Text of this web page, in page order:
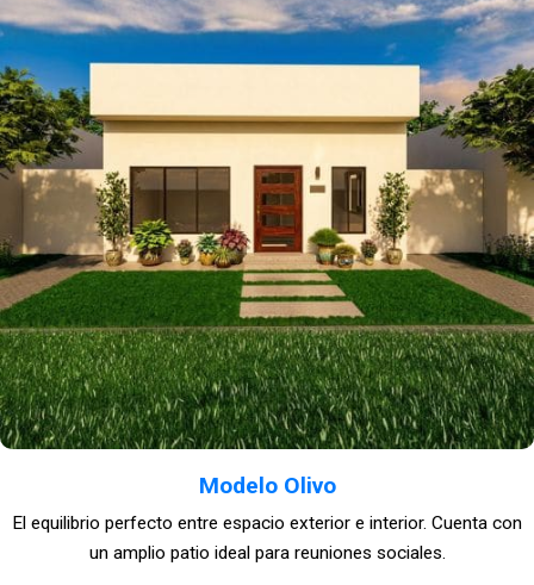
Modelo Olivo
El equilibrio perfecto entre espacio exterior e interior. Cuenta con
un amplio patio ideal para reuniones sociales.